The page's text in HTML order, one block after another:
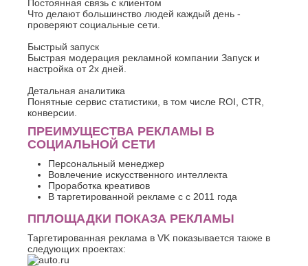
И
Иваново
Ижевск
Й
Йошкар-
Ола
К
Казань
Калининград
Калуга
Каменск-
Уральский
Камышин
Каспийск
Кемерово
Керчь
Киров
Сергиев
Посад
Серпухов
Симферополь
Смоленск
Сочи
Старый
Оскол
Стерлитамак
Судак
Сургут
Сызрань
Сыктывкар
Т
Таганрог
Тверь
Тольятти
Постоянная связь с клиентом
Что делают большинство людей каждый день -
проверяют социальные сети.
Быстрый запуск
Быстрая модерация рекламной компании Запуск и
настройка от 2х дней.
Детальная аналитика
Понятные сервис статистики, в том числе ROI, CTR,
конверсии.
ПРЕИМУЩЕСТВА РЕКЛАМЫ В
СОЦИАЛЬНОЙ СЕТИ
Персональный менеджер
Вовлечение искусственного интеллекта
Проработка креативов
В таргетированной рекламе с с 2011 года
ППЛОЩАДКИ ПОКАЗА РЕКЛАМЫ
Таргетированная реклама в VK показывается также в
следующих проектах: